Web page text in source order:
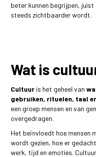
beter kunnen begrijpen,
steeds zichtbaarder wordt.
Wat is
Cultuur is het geheel van
gebruiken, rituelen, taal
een groep mensen en van
overgedragen.
Het beïnvloedt hoe mensen
wordt gezien, hoe er
werk, tijd en emoties.